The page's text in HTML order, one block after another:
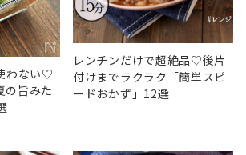
わない♡
の旨みた
レンチンだけで超絶品♡後片
付けまでラクラク「簡単スピ
ードおかず」12選